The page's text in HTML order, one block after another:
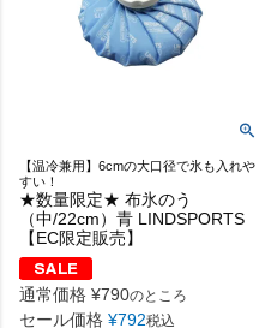
【温冷兼用】6cmの大口径で氷も入れや
すい！
★数量限定★ 布氷のう
（中/22cm）青 LINDSPORTS
【EC限定販売】
通常価格 ¥790のところ
セール価格 ¥792税込